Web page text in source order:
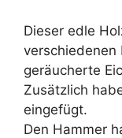
Dieser edle
verschiedenen
geräucherte
Zusätzlich
eingefügt.
Den Hammer